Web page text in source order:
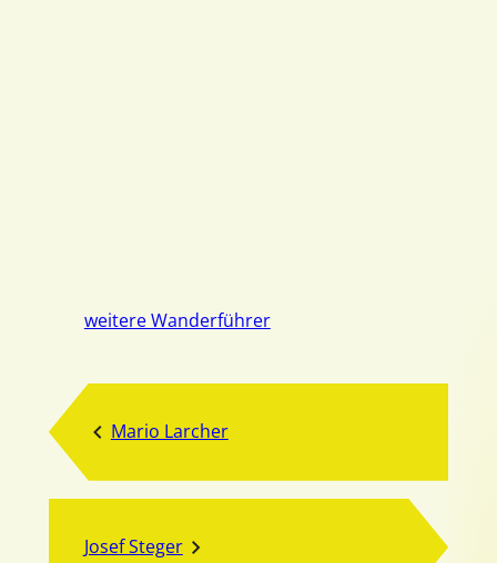
Mario Larcher
weitere Wanderführer
Josef Steger